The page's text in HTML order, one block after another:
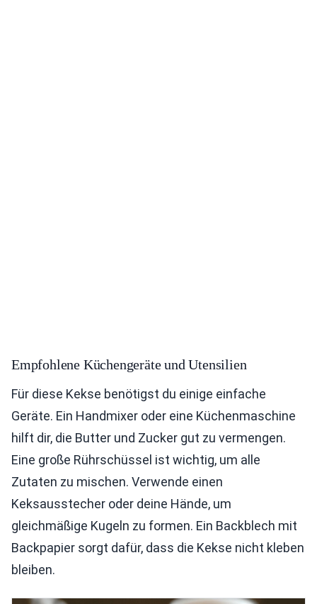
Empfohlene Küchengeräte und Utensilien
Für diese Kekse benötigst du einige einfache
Geräte. Ein Handmixer oder eine Küchenmaschine
hilft dir, die Butter und Zucker gut zu vermengen.
Eine große Rührschüssel ist wichtig, um alle
Zutaten zu mischen. Verwende einen
Keksausstecher oder deine Hände, um
gleichmäßige Kugeln zu formen. Ein Backblech mit
Backpapier sorgt dafür, dass die Kekse nicht kleben
bleiben.